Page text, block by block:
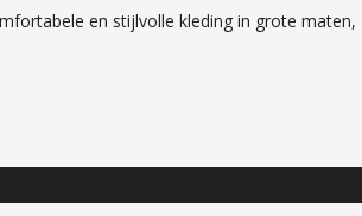
en stijlvolle kleding in grote maten,